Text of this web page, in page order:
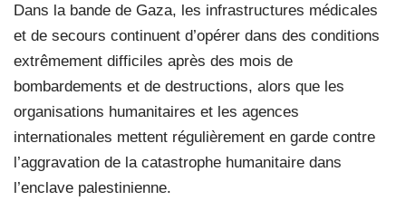
Dans la bande de Gaza, les infrastructures médicales
et de secours continuent d’opérer dans des conditions
extrêmement difficiles après des mois de
bombardements et de destructions, alors que les
organisations humanitaires et les agences
internationales mettent régulièrement en garde contre
l’aggravation de la catastrophe humanitaire dans
l’enclave palestinienne.